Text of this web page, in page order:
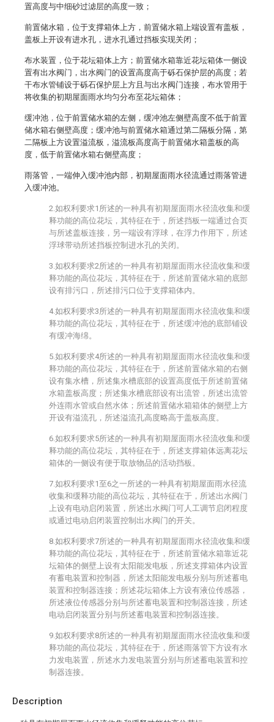
Description
置高度与中细砂过滤层的高度一致；
前置储水箱，位于支撑箱体上方，前置储水箱上端设置有盖板，
盖板上开设有进水孔，进水孔通过挡板实现关闭；
布水装置，位于花坛箱体上方；前置储水箱靠近花坛箱体一侧设
置有出水阀门，出水阀门的设置高度高于砾石保护层的高度；若
干布水管铺设于砾石保护层上方且与出水阀门连接，布水管用于
将收集的初期屋面雨水均匀分布至花坛箱体；
缓冲池，位于前置储水箱的左侧，缓冲池左侧壁高度不低于前置
储水箱右侧壁高度；缓冲池与前置储水箱通过第二隔板分隔，第
二隔板上方设置溢流板，溢流板高度高于前置储水箱盖板的高
度，低于前置储水箱右侧壁高度；
雨落管，一端伸入缓冲池内部，初期屋面雨水径流通过雨落管进
入缓冲池。
2.如权利要求1所述的一种具有初期屋面雨水径流收集和缓
释功能的高位花坛，其特征在于，所述挡板一端通过合页
与所述盖板连接，另一端设有浮球，在浮力作用下，所述
浮球带动所述挡板控制进水孔的关闭。
3.如权利要求2所述的一种具有初期屋面雨水径流收集和缓
释功能的高位花坛，其特征在于，所述前置储水箱的底部
设有排污口，所述排污口位于支撑箱体内。
4.如权利要求3所述的一种具有初期屋面雨水径流收集和缓
释功能的高位花坛，其特征在于，所述缓冲池的底部铺设
有缓冲海绵。
5.如权利要求4所述的一种具有初期屋面雨水径流收集和缓
释功能的高位花坛，其特征在于，所述前置储水箱的右侧
设有集水槽，所述集水槽底部的设置高度低于所述前置储
水箱盖板高度；所述集水槽底部设有出流管，所述出流管
外连雨水管或自然水体；所述前置储水箱箱体的侧壁上方
开设有溢流孔，所述溢流孔高度略高于盖板高度。
6.如权利要求5所述的一种具有初期屋面雨水径流收集和缓
释功能的高位花坛，其特征在于，所述支撑箱体远离花坛
箱体的一侧设有便于取放物品的活动挡板。
7.如权利要求1至6之一所述的一种具有初期屋面雨水径流
收集和缓释功能的高位花坛，其特征在于，所述出水阀门
上设有电动启闭装置，所述出水阀门可人工调节启闭程度
或通过电动启闭装置控制出水阀门的开关。
8.如权利要求7所述的一种具有初期屋面雨水径流收集和缓
释功能的高位花坛，其特征在于，所述前置储水箱靠近花
坛箱体的侧壁上设有太阳能发电板，所述支撑箱体内设置
有蓄电装置和控制器，所述太阳能发电板分别与所述蓄电
装置和控制器连接；所述花坛箱体上方设有液位传感器，
所述液位传感器分别与所述蓄电装置和控制器连接，所述
电动启闭装置分别与所述蓄电装置和控制器连接。
9.如权利要求8所述的一种具有初期屋面雨水径流收集和缓
释功能的高位花坛，其特征在于，所述雨落管下方设有水
力发电装置，所述水力发电装置分别与所述蓄电装置和控
制器连接。